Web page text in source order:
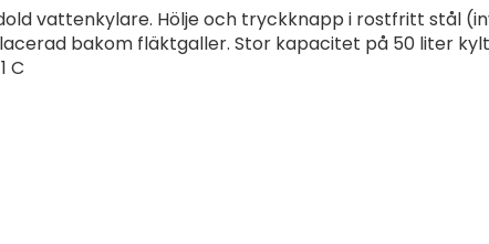
vattenkylare. Hölje och tryckknapp i rostfritt stål
bakom fläktgaller. Stor kapacitet på 50 liter
C